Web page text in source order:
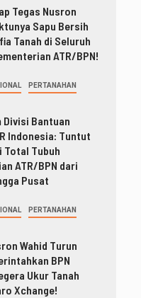
Tegas Nusron
Sapu Bersih
Tanah di Seluruh
ATR/BPN!
PERTANAHAN
Bantuan
Indonesia: Tuntut
Total Tubuh
ATR/BPN dari
Pusat
PERTANAHAN
Wahid Turun
BPN
Ukur Tanah
Xchange!